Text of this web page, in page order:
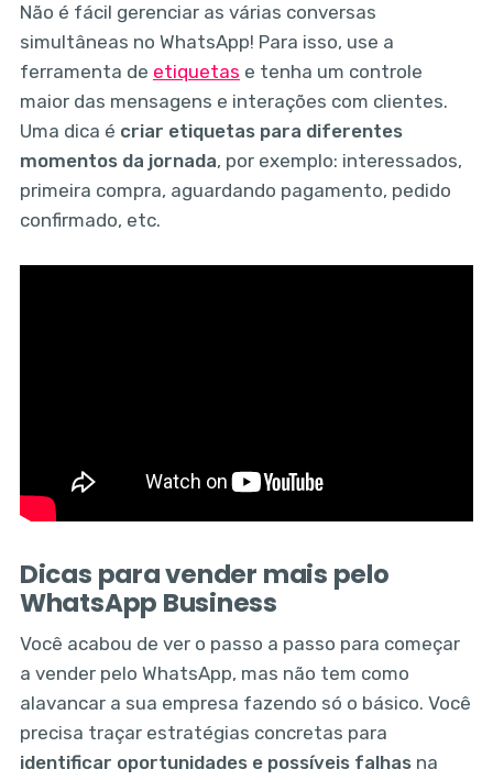
Não é fácil gerenciar as várias conversas
simultâneas no WhatsApp! Para isso, use a
ferramenta de etiquetas e tenha um controle
maior das mensagens e interações com clientes.
Uma dica é criar etiquetas para diferentes
momentos da jornada, por exemplo: interessados,
primeira compra, aguardando pagamento, pedido
confirmado, etc.
Dicas para vender mais pelo
WhatsApp Business
Você acabou de ver o passo a passo para começar
a vender pelo WhatsApp, mas não tem como
alavancar a sua empresa fazendo só o básico. Você
precisa traçar estratégias concretas para
identificar oportunidades e possíveis falhasna